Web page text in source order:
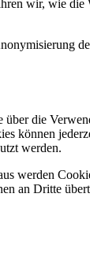
wir, wie
über die
können
werden.
werden
an Dritte